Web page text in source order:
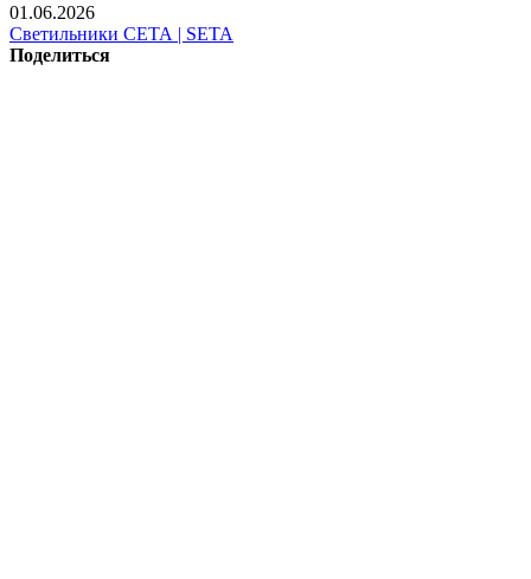
01.06.2026
Светильники СЕТА | SETA
Поделиться